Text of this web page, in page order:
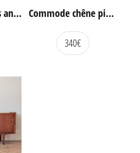
Bureau hêtre des années 60 Commode chêne pieds compas vintage
340€